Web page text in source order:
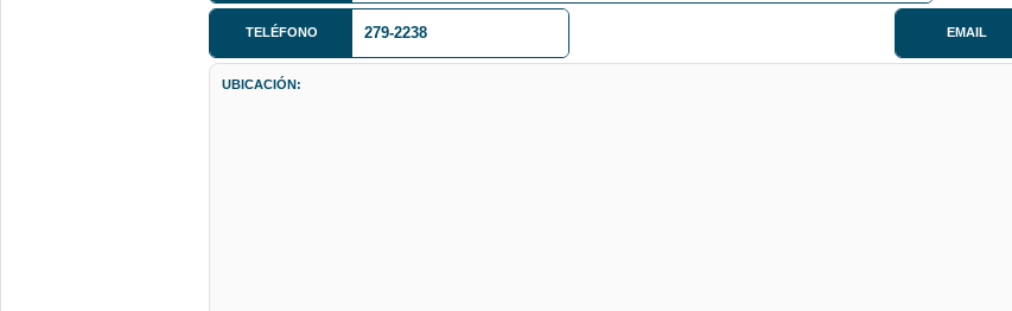
TELÉFONO 279-2238 EMAIL
UBICACIÓN: